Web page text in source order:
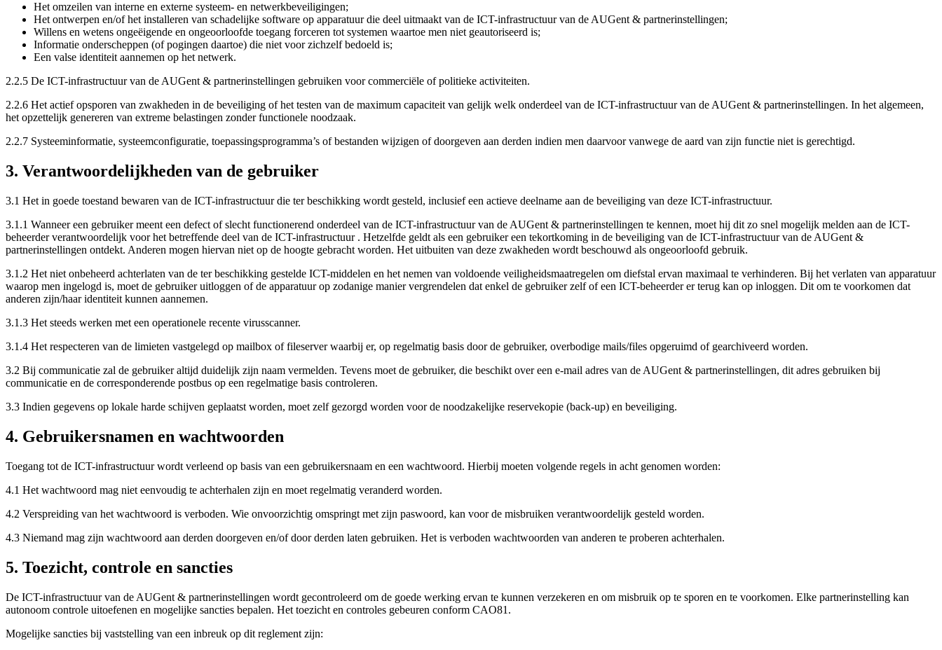
Het omzeilen van interne en externe systeem- en netwerkbeveiligingen;
Het ontwerpen en/of het installeren van schadelijke software op apparatuur die deel uitmaakt van de ICT-infrastructuur van de AUGent & partnerinstellingen;
Willens en wetens ongeëigende en ongeoorloofde toegang forceren tot systemen waartoe men niet geautoriseerd is;
Informatie onderscheppen (of pogingen daartoe) die niet voor zichzelf bedoeld is;
Een valse identiteit aannemen op het netwerk.
2.2.5 De ICT-infrastructuur van de AUGent & partnerinstellingen gebruiken voor commerciële of politieke activiteiten.
2.2.6 Het actief opsporen van zwakheden in de beveiliging of het testen van de maximum capaciteit van gelijk welk onderdeel van de ICT-infrastructuur van de AUGent & partnerinstellingen. In het algemeen,
het opzettelijk genereren van extreme belastingen zonder functionele noodzaak.
2.2.7 Systeeminformatie, systeemconfiguratie, toepassingsprogramma’s of bestanden wijzigen of doorgeven aan derden indien men daarvoor vanwege de aard van zijn functie niet is gerechtigd.
3. Verantwoordelijkheden van de gebruiker
3.1 Het in goede toestand bewaren van de ICT-infrastructuur die ter beschikking wordt gesteld, inclusief een actieve deelname aan de beveiliging van deze ICT-infrastructuur.
3.1.1 Wanneer een gebruiker meent een defect of slecht functionerend onderdeel van de ICT-infrastructuur van de AUGent & partnerinstellingen te kennen, moet hij dit zo snel mogelijk melden aan de ICT-
beheerder verantwoordelijk voor het betreffende deel van de ICT-infrastructuur . Hetzelfde geldt als een gebruiker een tekortkoming in de beveiliging van de ICT-infrastructuur van de AUGent &
partnerinstellingen ontdekt. Anderen mogen hiervan niet op de hoogte gebracht worden. Het uitbuiten van deze zwakheden wordt beschouwd als ongeoorloofd gebruik.
3.1.2 Het niet onbeheerd achterlaten van de ter beschikking gestelde ICT-middelen en het nemen van voldoende veiligheidsmaatregelen om diefstal ervan maximaal te verhinderen. Bij het verlaten van apparatuur
waarop men ingelogd is, moet de gebruiker uitloggen of de apparatuur op zodanige manier vergrendelen dat enkel de gebruiker zelf of een ICT-beheerder er terug kan op inloggen. Dit om te voorkomen dat
anderen zijn/haar identiteit kunnen aannemen.
3.1.3 Het steeds werken met een operationele recente virusscanner.
3.1.4 Het respecteren van de limieten vastgelegd op mailbox of fileserver waarbij er, op regelmatig basis door de gebruiker, overbodige mails/files opgeruimd of gearchiveerd worden.
3.2 Bij communicatie zal de gebruiker altijd duidelijk zijn naam vermelden. Tevens moet de gebruiker, die beschikt over een e-mail adres van de AUGent & partnerinstellingen, dit adres gebruiken bij
communicatie en de corresponderende postbus op een regelmatige basis controleren.
3.3 Indien gegevens op lokale harde schijven geplaatst worden, moet zelf gezorgd worden voor de noodzakelijke reservekopie (back-up) en beveiliging.
4. Gebruikersnamen en wachtwoorden
Toegang tot de ICT-infrastructuur wordt verleend op basis van een gebruikersnaam en een wachtwoord. Hierbij moeten volgende regels in acht genomen worden:
4.1 Het wachtwoord mag niet eenvoudig te achterhalen zijn en moet regelmatig veranderd worden.
4.2 Verspreiding van het wachtwoord is verboden. Wie onvoorzichtig omspringt met zijn paswoord, kan voor de misbruiken verantwoordelijk gesteld worden.
4.3 Niemand mag zijn wachtwoord aan derden doorgeven en/of door derden laten gebruiken. Het is verboden wachtwoorden van anderen te proberen achterhalen.
5. Toezicht, controle en sancties
De ICT-infrastructuur van de AUGent & partnerinstellingen wordt gecontroleerd om de goede werking ervan te kunnen verzekeren en om misbruik op te sporen en te voorkomen. Elke partnerinstelling kan
autonoom controle uitoefenen en mogelijke sancties bepalen. Het toezicht en controles gebeuren conform CAO81.
Mogelijke sancties bij vaststelling van een inbreuk op dit reglement zijn: